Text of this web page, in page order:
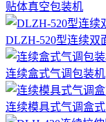
贴体真空包装机
DLZH-520型连续双
连续盒式气调包装机
连续模具式气调盒